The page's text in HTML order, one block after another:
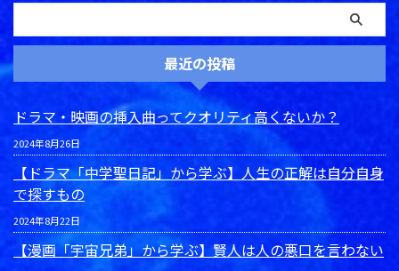
最近の投稿
ドラマ・映画の挿入曲ってクオリティ高くないか？
2024年8月26日
【ドラマ「中学聖日記」から学ぶ】人生の正解は自分自身
で探すもの
2024年8月22日
【漫画「宇宙兄弟」から学ぶ】賢人は人の悪口を言わない